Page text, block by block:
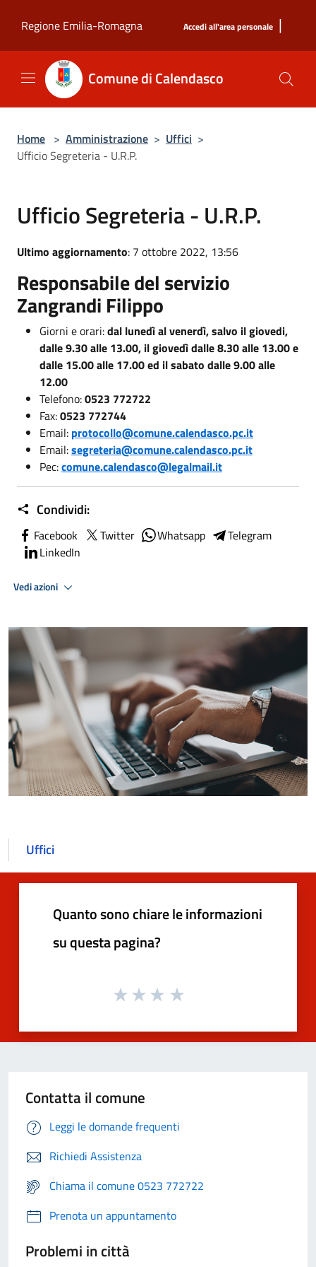
Regione Emilia-Romagna
Accedi all'area personale |
Comune di Calendasco
Home > Amministrazione > Uffici >
Ufficio Segreteria - U.R.P.
Ufficio Segreteria - U.R.P.
Ultimo aggiornamento: 7 ottobre 2022, 13:56
Responsabile del servizio
Zangrandi Filippo
Giorni e orari:dal lunedì al venerdì, salvo il giovedi,
dalle 9.30 alle 13.00, il giovedì dalle 8.30 alle 13.00 e
dalle 15.00 alle 17.00 ed il sabato dalle 9.00 alle
12.00
Telefono:0523 772722
Fax:0523 772744
Email: protocollo@comune.calendasco.pc.it
Email:segreteria@comune.calendasco.pc.it
Pec:comune.calendasco@legalmail.it
Condividi:
Facebook Twitter Whatsapp
Telegram
LinkedIn
Vedi azioni
Uffici
Quanto sono chiare le informazioni
su questa pagina?
Contatta il comune
Leggi le domande frequenti
Richiedi Assistenza
Chiama il comune 0523 772722
Prenota un appuntamento
Problemi in città